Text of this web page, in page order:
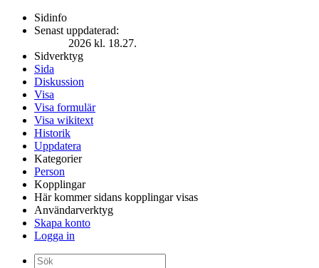
Sidinfo
Senast uppdaterad:
2026 kl. 18.27.
Sidverktyg
Sida
Diskussion
Visa
Visa formulär
Visa wikitext
Historik
Uppdatera
Kategorier
Person
Kopplingar
Här kommer sidans kopplingar visas
Användarverktyg
Skapa konto
Logga in